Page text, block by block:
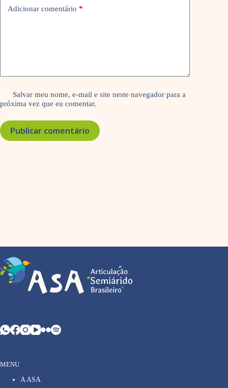
Adicionar comentário *
Salvar meu nome, e-mail e site neste navegador para a
próxima vez que eu comentar.
Publicar comentário
MENU
A ASA